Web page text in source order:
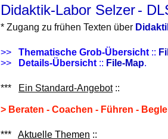
Didaktik-Labor Selzer-
* Zugang zu frühen Texten über
>> Thematische Grob-Übersicht ::
>>
Details-Übersicht :: File-Map.
*** Ein Standard-Angebot::
> Beraten - Coachen - Führen -
*** Aktuelle Themen ::